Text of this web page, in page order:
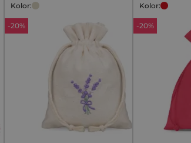
Kolor:
-20%
Kolor:
-20%